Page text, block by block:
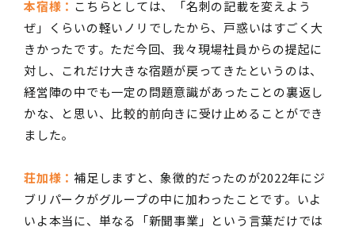
本宿様： こちらとしては、「名刺の記載を変えよう
ぜ」くらいの軽いノリでしたから、戸惑いはすごく大
きかったです。ただ今回、我々現場社員からの提起に
対し、これだけ大きな宿題が戻ってきたというのは、
経営陣の中でも一定の問題意識があったことの裏返し
かな、と思い、比較的前向きに受け止めることができ
ました。
荘加様： 補足しますと、象徴的だったのが2022年にジ
ブリパークがグループの中に加わったことです。いよ
いよ本当に、単なる「新聞事業」という言葉だけでは